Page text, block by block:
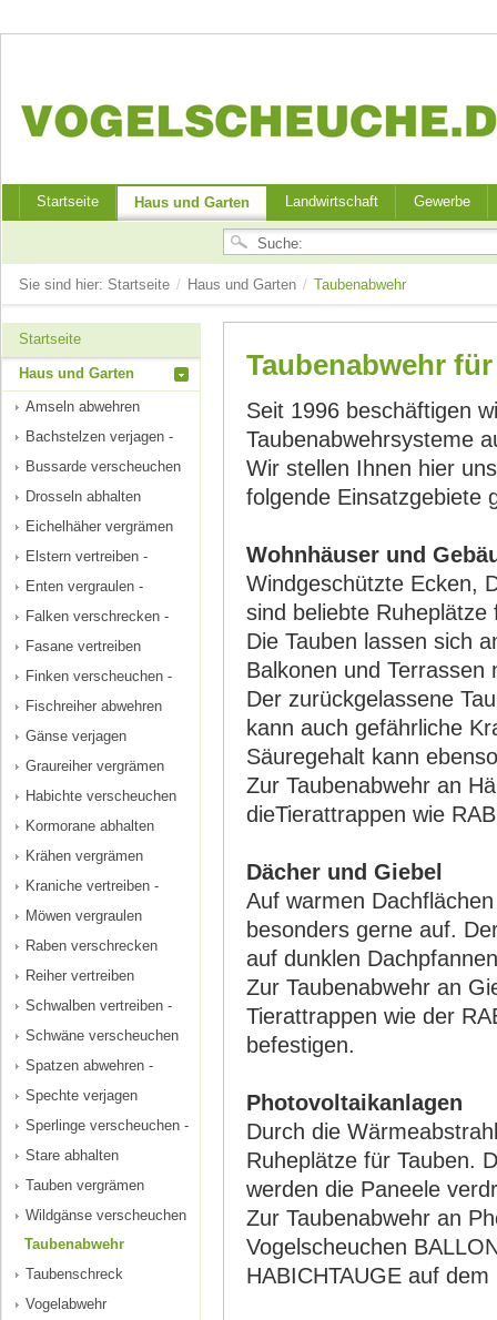
Startseite Haus und Garten Landwirtschaft Gewerbe
Sie sind hier: Startseite / Haus und Garten / Taubenabwehr
Startseite
Haus und Garten
Amseln abwehren
Bachstelzen verjagen -
Bussarde verscheuchen
Drosseln abhalten
Eichelhäher vergrämen
Elstern vertreiben -
Enten vergraulen -
Falken verschrecken -
Fasane vertreiben
Finken verscheuchen -
Fischreiher abwehren
Gänse verjagen
Graureiher vergrämen
Habichte verscheuchen
Kormorane abhalten
Krähen vergrämen
Kraniche vertreiben -
Möwen vergraulen
Raben verschrecken
Reiher vertreiben
Schwalben vertreiben -
Schwäne verscheuchen
Spatzen abwehren -
Spechte verjagen
Sperlinge verscheuchen -
Stare abhalten
Tauben vergrämen
Wildgänse verscheuchen
Taubenabwehr
Taubenschreck
Vogelabwehr
Taubenabwehr
Seit 1996 beschäftigen
Taubenabwehrsysteme
Wir stellen Ihnen hier
folgende Einsatzgebiete
Wohnhäuser und
Windgeschützte Ecken,
sind beliebte Ruheplätze
Die Tauben lassen sich
Balkonen und Terrassen
Der zurückgelassene
kann auch gefährliche
Säuregehalt kann
Zur Taubenabwehr an
dieTierattrappen wie
Dächer und Giebel
Auf warmen
besonders gerne auf.
auf dunklen
Zur Taubenabwehr an
Tierattrappen wie der
befestigen.
Photovoltaikanlagen
Durch die
Ruheplätze für Tauben.
werden die Paneele
Zur Taubenabwehr an
Vogelscheuchen
HABICHTAUGE auf